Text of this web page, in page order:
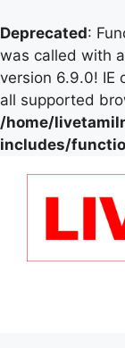
Deprecated:
was called with
version 6.9.0! IE
all supported
/home/
includes/